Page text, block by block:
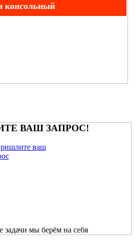
консольный
ВАШ ЗАПРОС!
задачи мы берём на себя